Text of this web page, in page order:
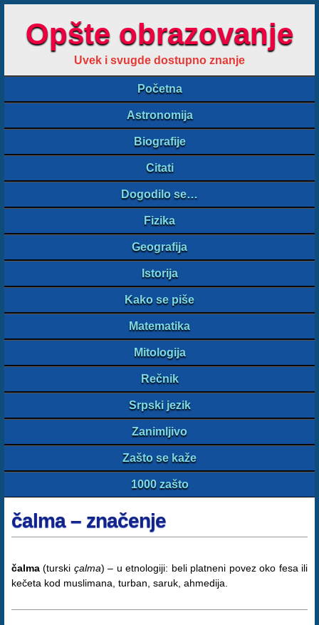
Opšte obrazovanje
Uvek i svugde dostupno znanje
Početna
Astronomija
Biografije
Citati
Dogodilo se…
Fizika
Geografija
Istorija
Kako se piše
Matematika
Mitologija
Rečnik
Srpski jezik
Zanimljivo
Zašto se kaže
1000 zašto
čalma – značenje
čalma (turski çalma) – u etnologiji: beli platneni povez oko fesa ili
kečeta kod muslimana, turban, saruk, ahmedija.